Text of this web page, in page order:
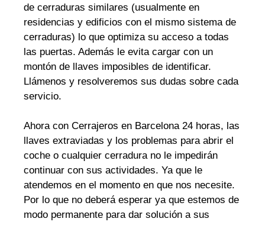
de cerraduras similares (usualmente en
residencias y edificios con el mismo sistema de
cerraduras) lo que optimiza su acceso a todas
las puertas. Además le evita cargar con un
montón de llaves imposibles de identificar.
Llámenos y resolveremos sus dudas sobre cada
servicio.
Ahora con Cerrajeros en Barcelona 24 horas, las
llaves extraviadas y los problemas para abrir el
coche o cualquier cerradura no le impedirán
continuar con sus actividades. Ya que le
atendemos en el momento en que nos necesite.
Por lo que no deberá esperar ya que estemos de
modo permanente para dar solución a sus